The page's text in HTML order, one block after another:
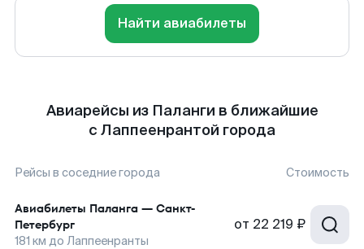
Найти авиабилеты
Авиарейсы из Паланги в ближайшие
с Лаппеенрантой города
Рейсы в соседние города Стоимость
Авиабилеты Паланга — Санкт-
Петербург
181 км до Лаппеенранты
от 22 219 ₽